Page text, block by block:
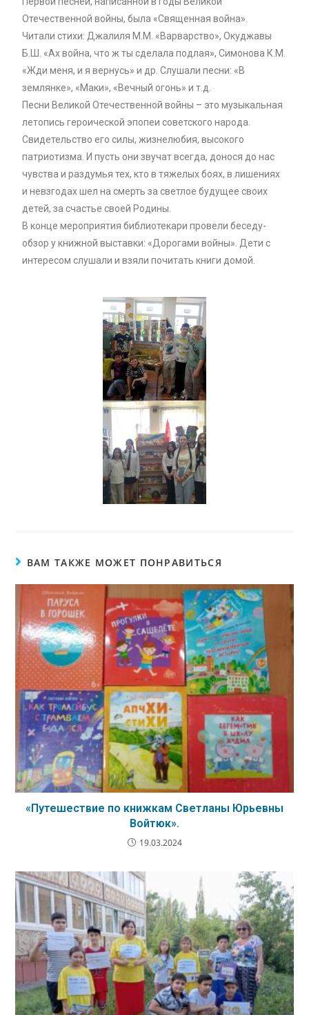
Отечественной войны, была «Священная война».
Читали стихи: Джалиля М.М. «Варварство», Окуджавы
Б.Ш. «Ах война, что ж ты сделала подлая», Симонова К.М.
«Жди меня, и я вернусь» и др. Слушали песни: «В
землянке», «Маки», «Вечный огонь» и т.д.
Песни Великой Отечественной войны – это музыкальная
летопись героической эпопеи советского народа.
Свидетельство его силы, жизнелюбия, высокого
патриотизма. И пусть они звучат всегда, донося до нас
чувства и раздумья тех, кто в тяжелых боях, в лишениях
и невзгодах шел на смерть за светлое будущее своих
детей, за счастье своей Родины.
В конце мероприятия библиотекари провели беседу-
обзор у книжной выставки: «Дорогами войны». Дети с
интересом слушали и взяли почитать книги домой.
ВАМ ТАКЖЕ МОЖЕТ ПОНРАВИТЬСЯ
«Путешествие по книжкам Светланы Юрьевны
Войтюк».
19.03.2024